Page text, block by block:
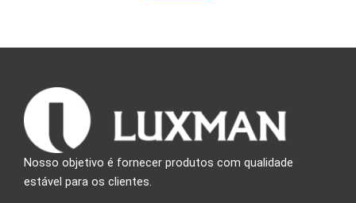
Nosso objetivo é fornecer produtos com qualidade
estável para os clientes.